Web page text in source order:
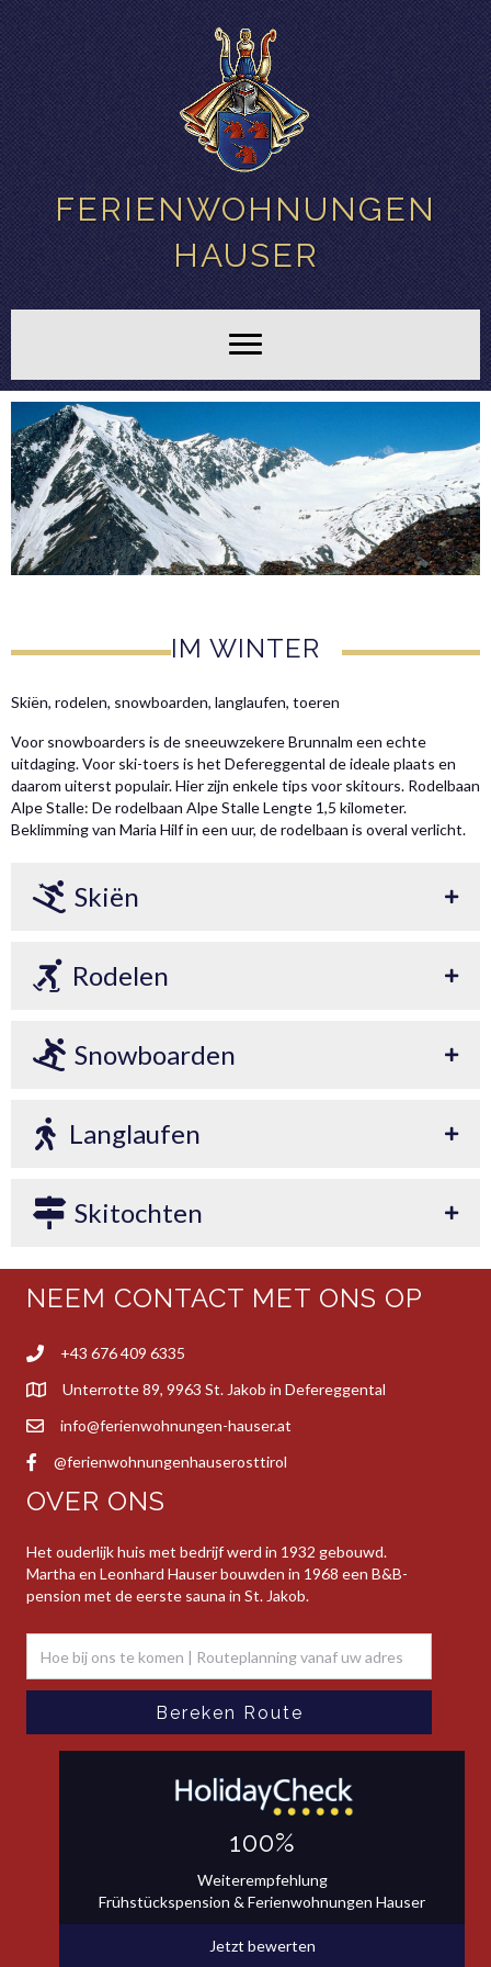
FERIENWOHNUNGEN
HAUSER
IM WINTER
Skiën, rodelen, snowboarden, langlaufen, toeren
Voor snowboarders is de sneeuwzekere Brunnalm een echte
uitdaging. Voor ski-toers is het Defereggental de ideale plaats en
daarom uiterst populair. Hier zijn enkele tips voor skitours. Rodelbaan
Alpe Stalle: De rodelbaan Alpe Stalle Lengte 1,5 kilometer.
Beklimming van Maria Hilf in een uur, de rodelbaan is overal verlicht.
Skiën
Rodelen
Snowboarden
Langlaufen
Skitochten
NEEM CONTACT MET ONS OP
+43 676 409 6335
Unterrotte 89, 9963 St. Jakob in Defereggental
info@ferienwohnungen-hauser.at
@ferienwohnungenhauserosttirol
OVER ONS
Het ouderlijk huis met bedrijf werd in 1932 gebouwd.
Martha en Leonhard Hauser bouwden in 1968 een B&B-
pension met de eerste sauna in St. Jakob.
100%
Weiterempfehlung
Frühstückspension & Ferienwohnungen Hauser
Jetzt bewerten